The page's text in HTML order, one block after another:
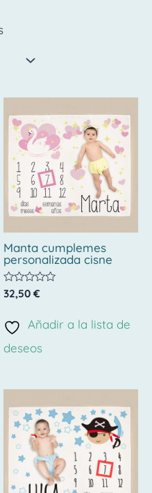
Manta cumplemes
personalizada cisne
Valorado
con
de
5
32,50 €
Añadir a la lista de
deseos